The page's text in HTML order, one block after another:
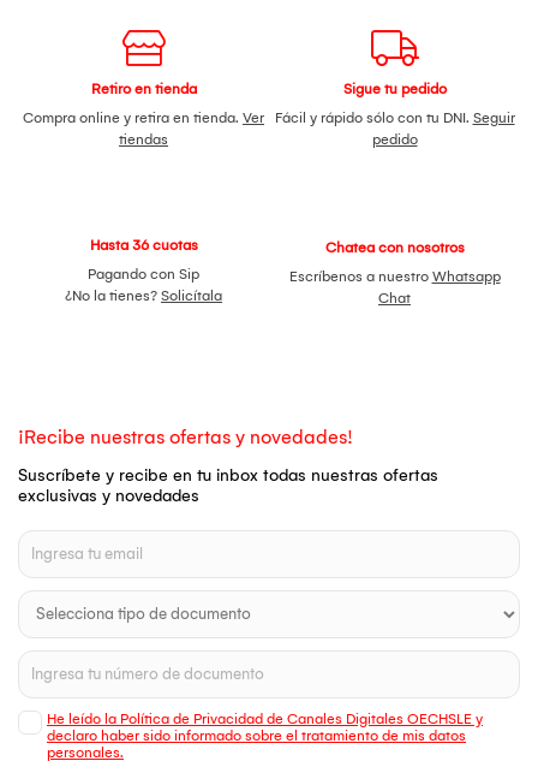
Retiro en tienda
Compra online y retira en tienda. Ver
tiendas
Sigue tu pedido
Fácil y rápido sólo con tu DNI. Seguir
pedido
Hasta 36 cuotas
Pagando con Sip
¿No la tienes? Solicítala
Chatea con nosotros
Escríbenos a nuestro Whatsapp
Chat
¡Recibe nuestras ofertas y novedades!
Suscríbete y recibe en tu inbox todas nuestras ofertas
exclusivas y novedades
He leído la Política de Privacidad de Canales Digitales OECHSLE y
declaro haber sido informado sobre el tratamiento de mis datos
personales.